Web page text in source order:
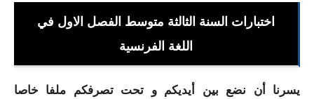
السنة الرابعة ابتدائي
شهادة التعليم الابتدائي
اختبارات السنة الثالثة متوسط الفصل الاول في
اللغة الفرنسية
يسرنا أن نضع بين أيديكم و تحت تصرفكم ملفا خاصا